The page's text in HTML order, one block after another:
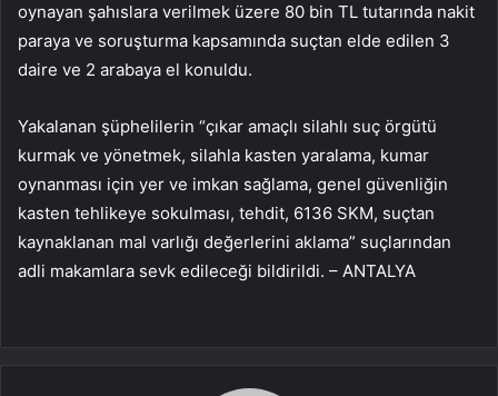
oynayan şahıslara verilmek üzere 80 bin TL tutarında nakit
paraya ve soruşturma kapsamında suçtan elde edilen 3
daire ve 2 arabaya el konuldu.
Yakalanan şüphelilerin “çıkar amaçlı silahlı suç örgütü
kurmak ve yönetmek, silahla kasten yaralama, kumar
oynanması için yer ve imkan sağlama, genel güvenliğin
kasten tehlikeye sokulması, tehdit, 6136 SKM, suçtan
kaynaklanan mal varlığı değerlerini aklama” suçlarından
adli makamlara sevk edileceği bildirildi. – ANTALYA